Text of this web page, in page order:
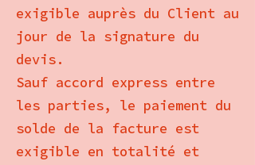
exigible auprès du Client au
jour de la signature du
devis.
Sauf accord express entre
les parties, le paiement du
solde de la facture est
exigible en totalité et